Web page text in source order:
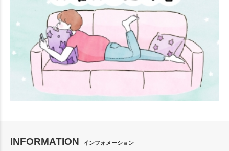
INFORMATION インフォメーション